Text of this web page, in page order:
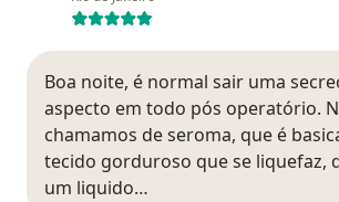
Boa noite, é normal sair uma
aspecto em todo pós operatório.
chamamos de seroma, que é
tecido gorduroso que se liquefaz,
um liquido…